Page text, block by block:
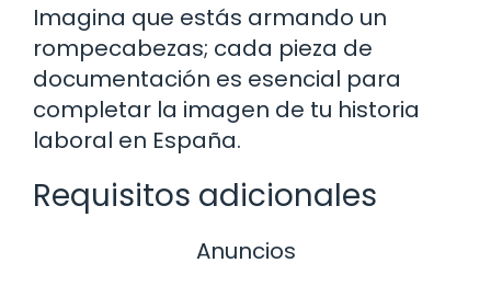
Imagina que estás armando un
rompecabezas; cada pieza de
documentación es esencial para
completar la imagen de tu historia
laboral en España.
Requisitos adicionales
Anuncios